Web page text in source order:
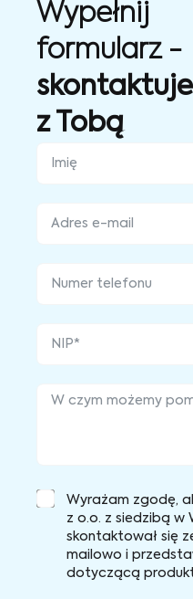
Wypełnij
formularz -
z Tobą
Wyrażam zgodę,
z o.o. z siedzibą w
skontaktował się
mailowo i
dotyczącą